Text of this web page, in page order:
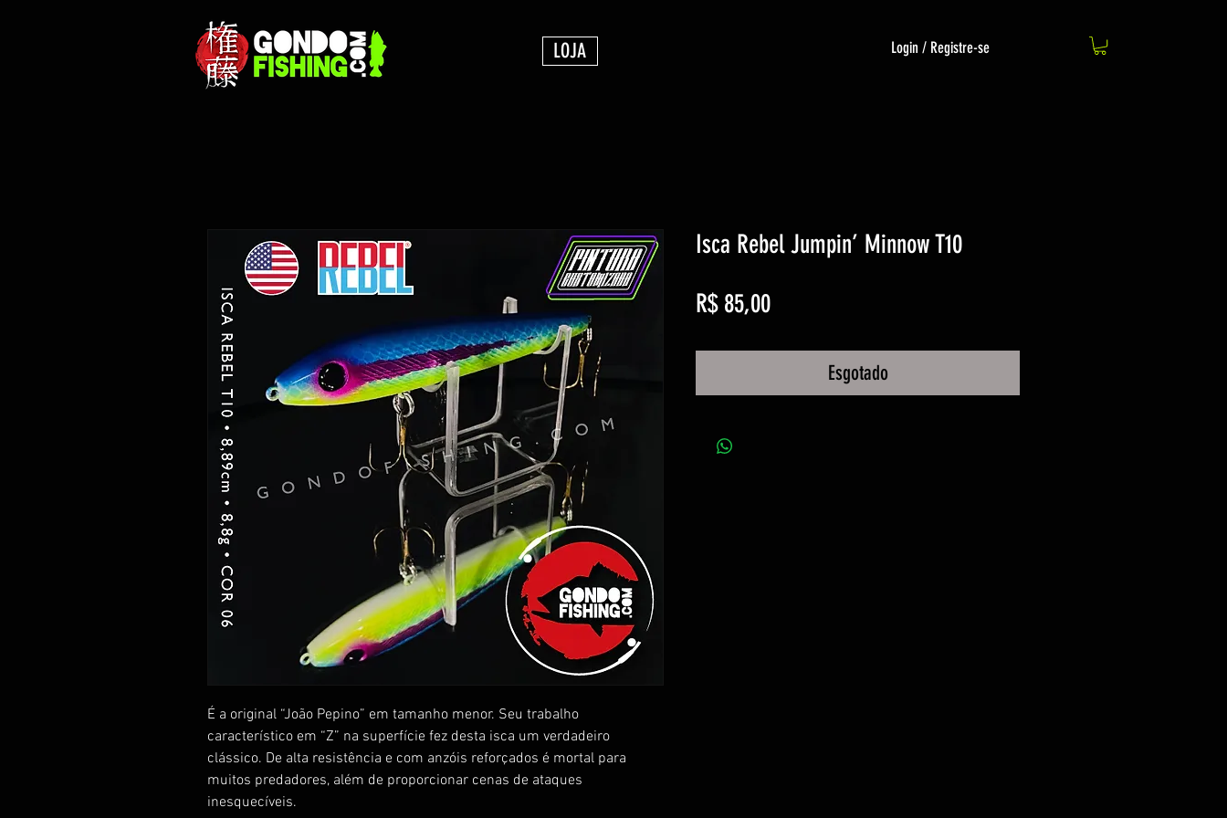
LOJA Login / Registre-se
É a original “João Pepino” em tamanho menor. Seu trabalho
característico em “Z” na superfície fez desta isca um verdadeiro
clássico. De alta resistência e com anzóis reforçados é mortal para
muitos predadores, além de proporcionar cenas de ataques
inesquecíveis.
Isca Rebel Jumpin’ Minnow T10
R$ 85,00Preço
Esgotado